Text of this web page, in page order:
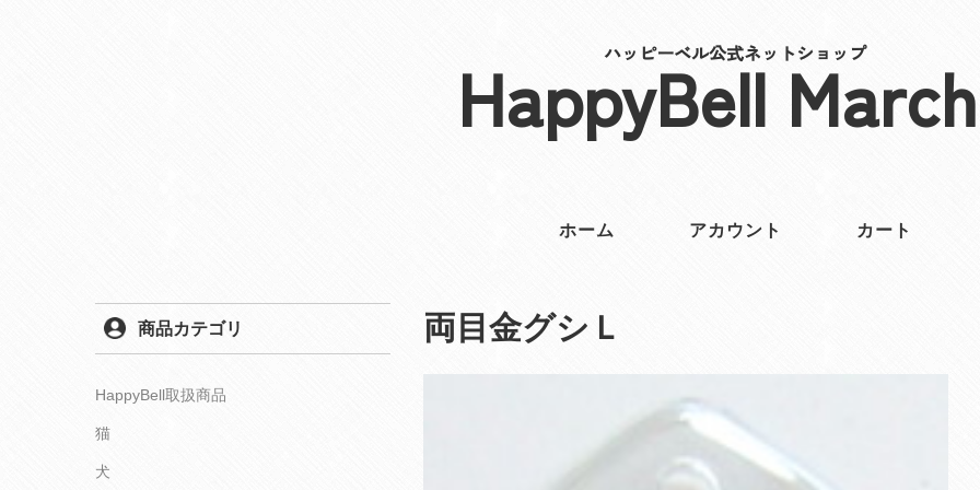
ハッピーベル公式ネットショップ
HappyBell
ホーム アカウント カート
両目金グシＬ
商品カテゴリ
HappyBell取扱商品
猫
犬